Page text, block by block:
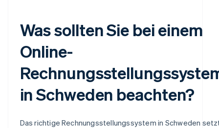
Was sollten Sie bei einem
Online-
in Schweden beachten?
Das richtige Rechnungsstellungssystem in Schweden